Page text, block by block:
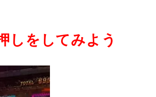
しをしてみよう